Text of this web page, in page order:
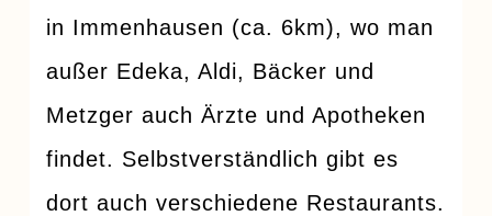
in Immenhausen (ca. 6km), wo man
außer Edeka, Aldi, Bäcker und
Metzger auch Ärzte und Apotheken
findet. Selbstverständlich gibt es
dort auch verschiedene Restaurants.